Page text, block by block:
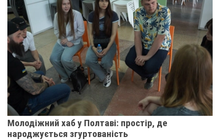
Молодіжний хаб у Полтаві: простір, де
народжується згуртованість